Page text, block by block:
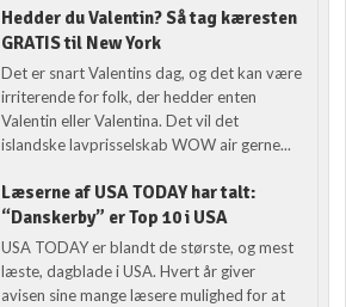
Hedder du Valentin? Så tag kæresten
GRATIS til New York
Det er snart Valentins dag, og det kan være
irriterende for folk, der hedder enten
Valentin eller Valentina. Det vil det
islandske lavprisselskab WOW air gerne...
Læserne af USA TODAY har talt:
“Danskerby” er Top 10 i USA
USA TODAY er blandt de største, og mest
læste, dagblade i USA. Hvert år giver
avisen sine mange læsere mulighed for at